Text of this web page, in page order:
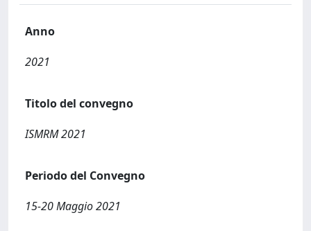
Anno
2021
Titolo del convegno
ISMRM 2021
Periodo del Convegno
15-20 Maggio 2021